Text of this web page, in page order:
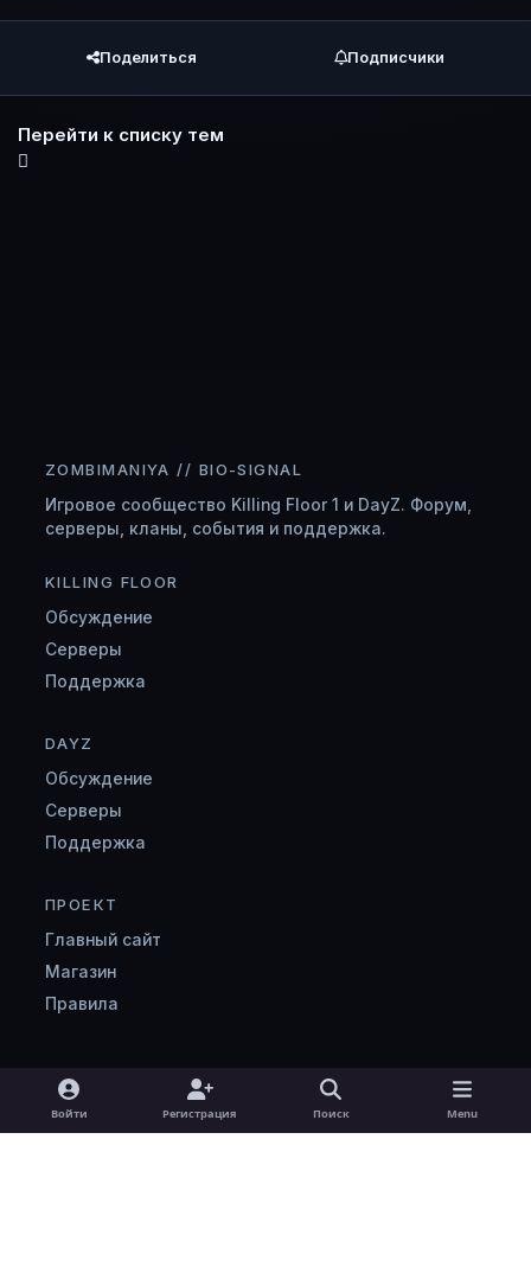
Поделиться Подписчики
Перейти к списку тем
ZOMBIMANIYA // BIO-SIGNAL
Игровое сообщество Killing Floor 1 и DayZ. Форум,
серверы, кланы, события и поддержка.
KILLING FLOOR
Обсуждение
Серверы
Поддержка
DAYZ
Обсуждение
Серверы
Поддержка
ПРОЕКТ
Главный сайт
Магазин
Правила
Light ModeDark ModeSystem Preference
v
k
Войти Регистрация Поиск Menu